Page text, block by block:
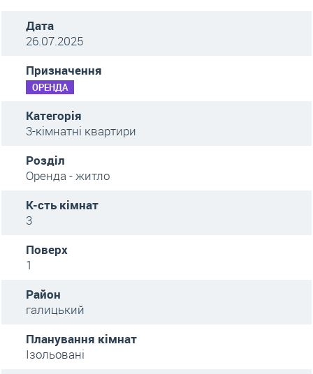
Дата
26.07.2025
Призначення
ОРЕНДА
Категорія
3-кімнатні квартири
Розділ
Оренда - житло
К-сть кімнат
3
Поверх
1
Район
галицький
Планування кімнат
Ізольовані